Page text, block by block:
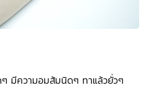
ๆ มีความอมส้มนิดๆ ทาแล้วยั่วๆ